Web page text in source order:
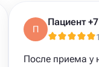
П
После приема у